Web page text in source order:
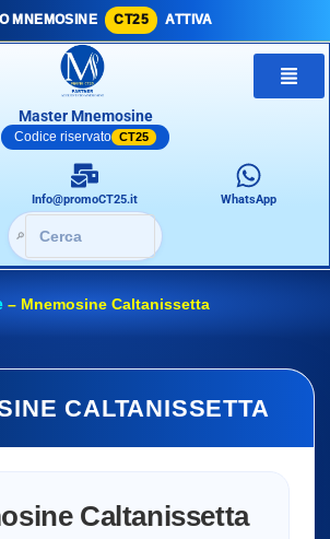
MNEMOSINE CT25 ATTIVA
Master Mnemosine
Codice riservato CT25
Info@promoCT25.it WhatsApp
🔎
– Mnemosine Caltanissetta
CALTANISSETTA
Caltanissetta